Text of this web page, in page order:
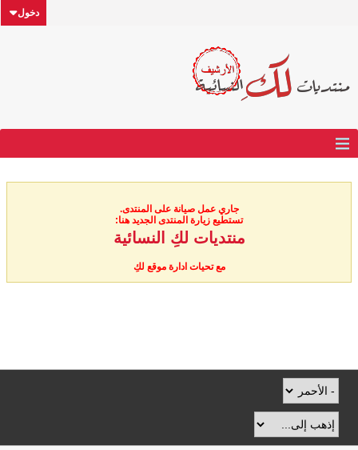
دخول
جاري عمل صيانة على المنتدى.
تستطيع زيارة المنتدى الجديد هنا:
منتديات لكِ النسائية
مع تحيات ادارة موقع لكِ